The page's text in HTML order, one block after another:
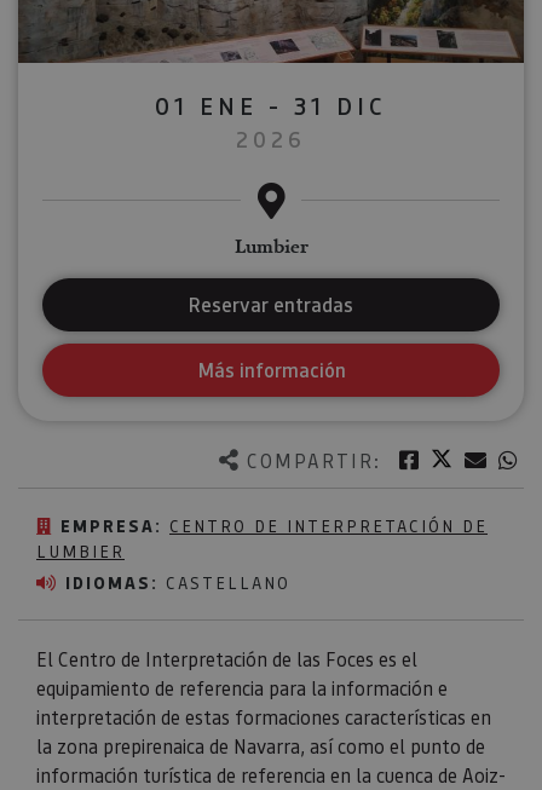
COMPARTIR: Facebook
Twitter
EMPRESA: CENTRO DE INTERPRETACIÓN DE
LUMBIER
IDIOMAS: CASTELLANO
El Centro de Interpretación de las Foces es el
equipamiento de referencia para la información e
interpretación de estas formaciones características en
la zona prepirenaica de Navarra, así como el punto de
información turística de referencia en la cuenca de Aoiz-
01 ENE - 31 DIC
2026
Lumbier
Reservar entradas
Más información